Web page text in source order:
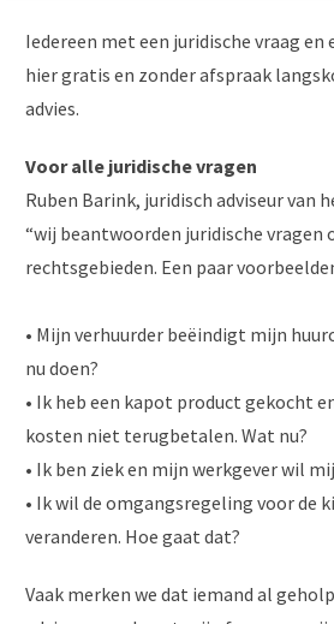
Iedereen met een juridische vraag en
hier gratis en zonder afspraak
advies.
Voor alle juridische vragen
Ruben Barink, juridisch adviseur van
“wij beantwoorden juridische vragen
rechtsgebieden. Een paar
• Mijn verhuurder beëindigt mijn
nu doen?
• Ik heb een kapot product gekocht
kosten niet terugbetalen. Wat nu?
• Ik ben ziek en mijn werkgever wil
• Ik wil de omgangsregeling voor de
veranderen. Hoe gaat dat?
Vaak merken we dat iemand al